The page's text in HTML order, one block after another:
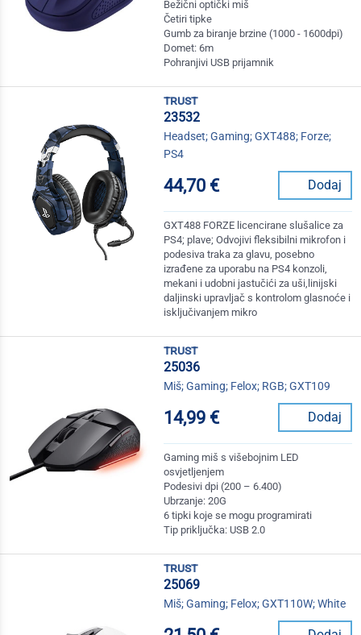
Bežični optički miš
Četiri tipke
Gumb za biranje brzine (1000 - 1600dpi)
Domet: 6m
Pohranjivi USB prijamnik
trust
23532
Headset; Gaming; GXT488; Forze;
PS4
44,70 € Dodaj
GXT488 FORZE licencirane slušalice za
PS4; plave; Odvojivi fleksibilni mikrofon i
podesiva traka za glavu, posebno
izrađene za uporabu na PS4 konzoli,
mekani i udobni jastučići za uši,linijski
daljinski upravljač s kontrolom glasnoće i
isključivanjem mikro
trust
25036
Miš; Gaming; Felox; RGB; GXT109
14,99 € Dodaj
Gaming miš s višebojnim LED
osvjetljenjem
Podesivi dpi (200 – 6.400)
Ubrzanje: 20G
6 tipki koje se mogu programirati
Tip priključka: USB 2.0
trust
25069
Miš; Gaming; Felox; GXT110W; White